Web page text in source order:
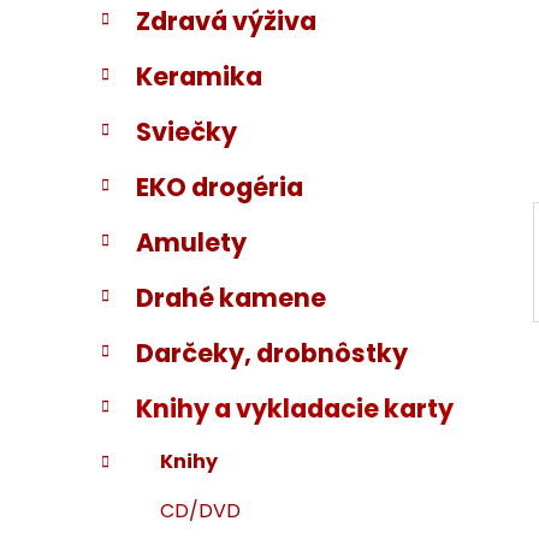
a
n
e
l
i
Zdravá výživa
Keramika
Sviečky
EKO drogéria
Amulety
Drahé kamene
Darčeky, drobnôstky
Knihy a vykladacie karty
Knihy
CD/DVD